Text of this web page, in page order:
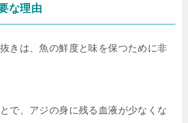
な理由
きは、魚の鮮度と味を保つために非
で、アジの身に残る血液が少なくな